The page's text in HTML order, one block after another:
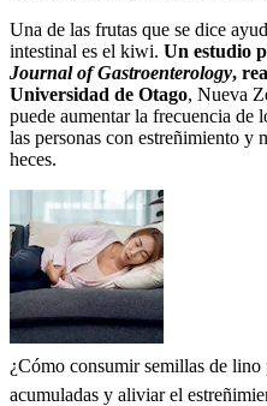
Una de las frutas que se dice
intestinal es el kiwi. Un estudio
Journal of Gastroenterology,
Universidad de Otago, Nueva
puede aumentar la frecuencia de
las personas con estreñimiento y
heces.
¿Cómo consumir semillas de lino
acumuladas y aliviar el